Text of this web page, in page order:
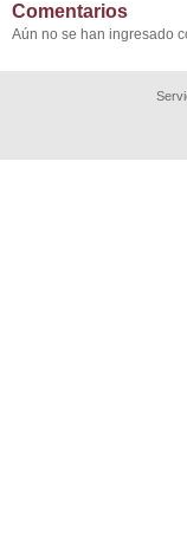
Comentarios
Aún no se han ingresado